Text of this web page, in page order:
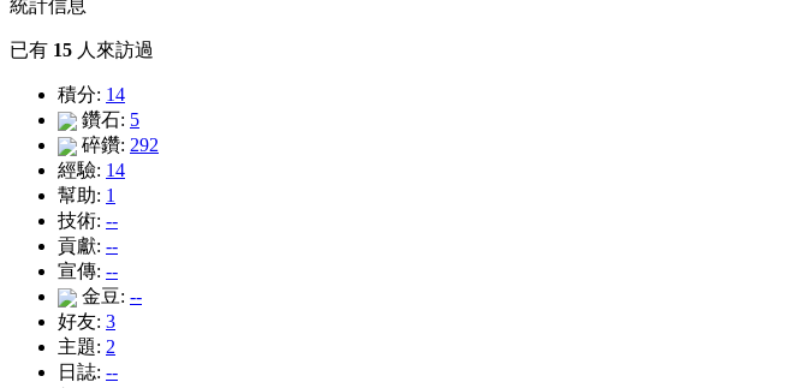
統計信息
已有 15 人來訪過
積分: 14
鑽石: 5
碎鑽: 292
經驗: 14
幫助: 1
技術: --
貢獻: --
宣傳: --
金豆: --
好友: 3
主題: 2
日誌: --